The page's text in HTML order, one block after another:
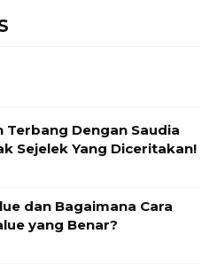
Terbang Dengan Saudia
Sejelek Yang Diceritakan!
dan Bagaimana Cara
yang Benar?